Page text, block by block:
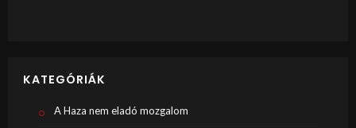
KATEGÓRIÁK
A Haza nem eladó mozgalom